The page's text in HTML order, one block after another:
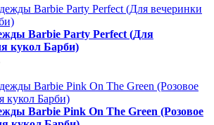
Barbie Party Perfect (Для
кукол Барби)
Barbie Pink On The Green (Розовое